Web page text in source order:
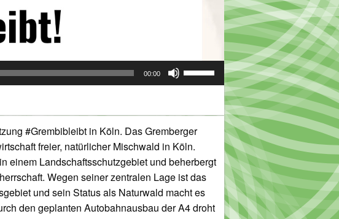
00:00
Pfeiltasten
Hoch/Runter
benutzen,
Lautstärke
regeln.
#Grembibleibt in Köln. Das Gremberger
freier, natürlicher Mischwald in Köln.
einem Landschaftsschutzgebiet und beherbergt
Wegen seiner zentralen Lage ist das
und sein Status als Naturwald macht es
den geplanten Autobahnausbau der A4 droht